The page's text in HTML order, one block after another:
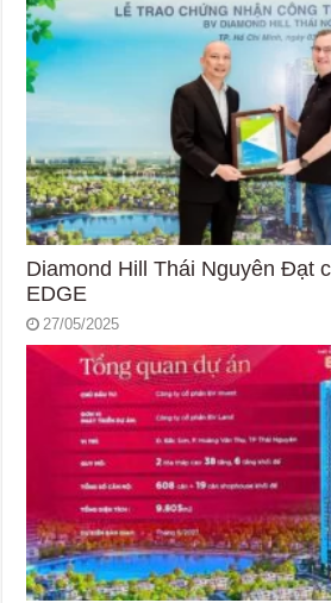
Diamond Hill Thái Nguyên Đạt
EDGE
27/05/2025